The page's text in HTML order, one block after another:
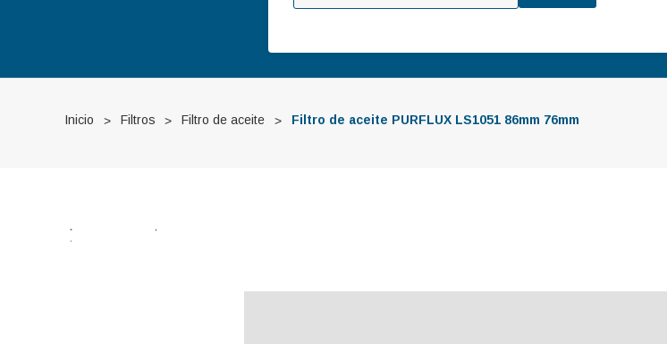
Inicio Filtros Filtro de aceite Filtro de aceite PURFLUX LS1051 86mm 76mm